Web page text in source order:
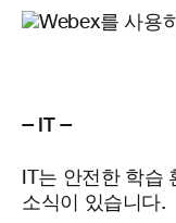
— IT —
IT는 안전한 학
소식이 있습니다.